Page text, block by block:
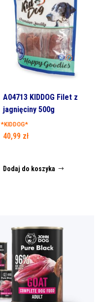
A04713 KIDDOG Filet z
jagnięciny 500g
*KIDDOG*
40,99 zł
Dodaj do koszyka